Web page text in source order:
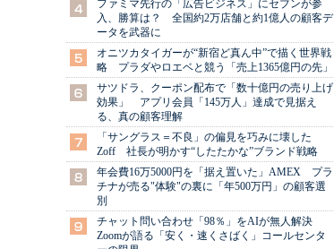
ファミマ先行の「広告ビジネス」にセブンが参
入、勝算は？ 全国約2万店舗と約1億人の顧客デ
ータを武器に
オニツカタイガーが“新宿ど真ん中”で描く世界戦
略 プラダやロエベと競う「売上1365億円の先」
サツドラ、クーポン配布で「数十億円の売り上げ
効果」 アプリ会員「145万人」達成で見据え
る、真の顧客理解
「サングラス＝不良」の偏見を巧みに壊した
Zoff 社長が明かす“したたかな”ブランド戦略
年会費16万5000円を「据え置いた」AMEX プラ
チナが売る"体験"の裏に「年500万円」の顧客選
別
チャット問い合わせ「98％」をAIが無人解決
Zoomが語る「安く・速くさばく」コールセンタ